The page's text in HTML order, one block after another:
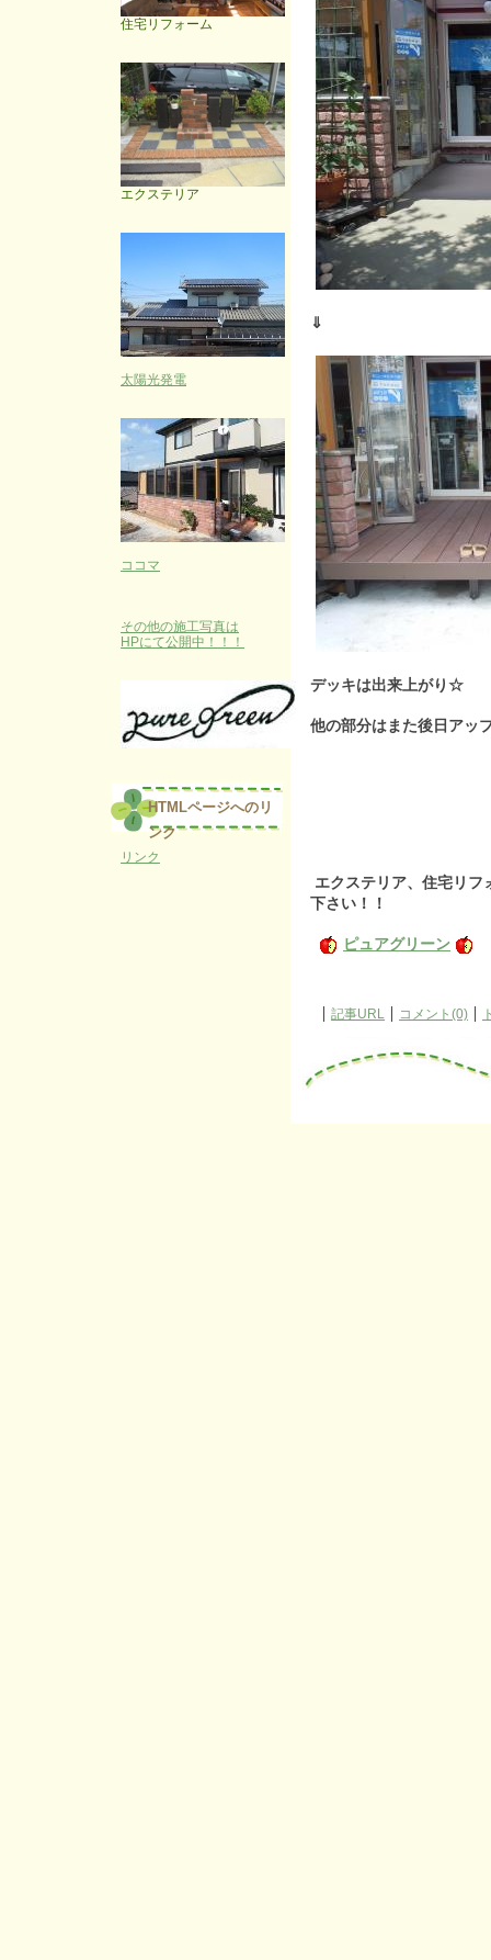
⇓
デッキは出来上がり☆
他の部分はまた後日アッ
エクステリア、住宅リフ
下さい！！
ピュアグリーン
記事URL コメント(0)
住宅リフォーム
エクステリア
太陽光発電
ココマ
その他の施工写真は
HPにて公開中！！！
HTMLページへのリ
ンク
リンク